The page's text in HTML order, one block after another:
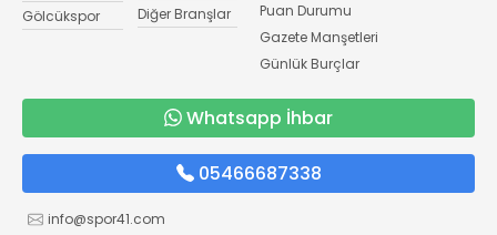
Gölcükspor
Diğer Branşlar
Puan Durumu
Gazete Manşetleri
Günlük Burçlar
Whatsapp İhbar
05466687338
info@spor41.com